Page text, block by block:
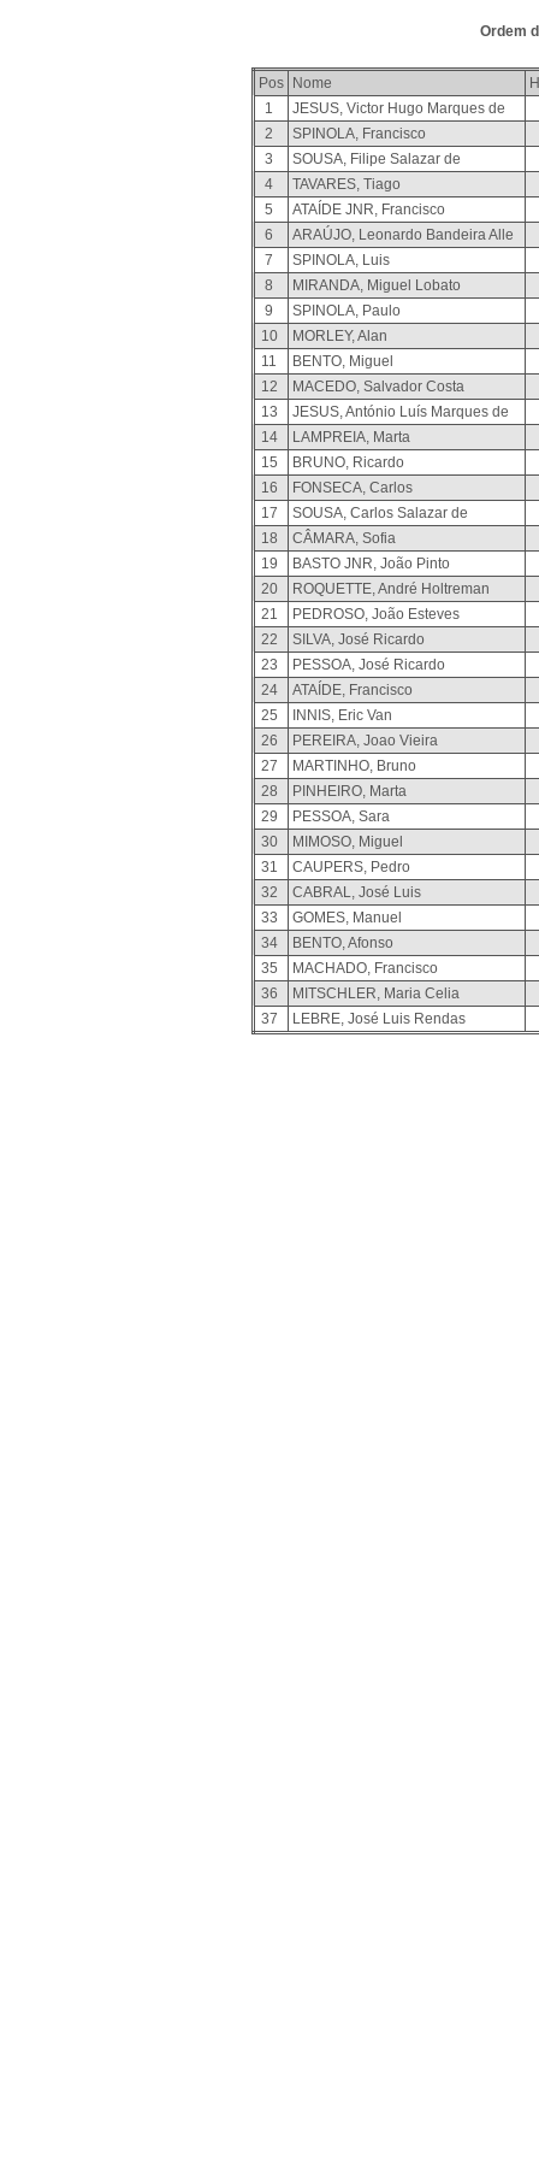
Ordem
Pos Nome
1
JESUS, Victor Hugo Marques de
2
SPINOLA, Francisco
3
SOUSA, Filipe Salazar de
4
TAVARES, Tiago
5
ATAÍDE JNR, Francisco
6
ARAÚJO, Leonardo Bandeira Alle
7
SPINOLA, Luis
8
MIRANDA, Miguel Lobato
9
SPINOLA, Paulo
10
MORLEY, Alan
11
BENTO, Miguel
12
MACEDO, Salvador Costa
13
JESUS, António Luís Marques de
14
LAMPREIA, Marta
15
BRUNO, Ricardo
16
FONSECA, Carlos
17
SOUSA, Carlos Salazar de
18
CÂMARA, Sofia
19
BASTO JNR, João Pinto
20
ROQUETTE, André Holtreman
21
PEDROSO, João Esteves
22
SILVA, José Ricardo
23
PESSOA, José Ricardo
24
ATAÍDE, Francisco
25
INNIS, Eric Van
26
PEREIRA, Joao Vieira
27
MARTINHO, Bruno
28
PINHEIRO, Marta
29
PESSOA, Sara
30
MIMOSO, Miguel
31
CAUPERS, Pedro
32
CABRAL, José Luis
33
GOMES, Manuel
34
BENTO, Afonso
35
MACHADO, Francisco
36
MITSCHLER, Maria Celia
37
LEBRE, José Luis Rendas